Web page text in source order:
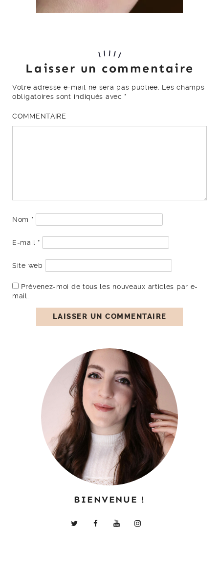
Laisser un commentaire
Votre adresse e-mail ne sera pas publiée.
Les champs
obligatoires sont indiqués avec *
COMMENTAIRE
Nom *
E-mail *
Site web
Prévenez-moi de tous les nouveaux articles par e-
mail.
BIENVENUE !